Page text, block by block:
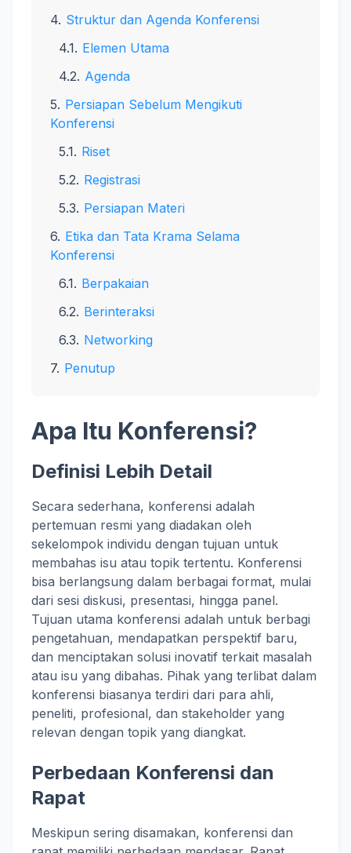
Struktur dan Agenda Konferensi
Elemen Utama
Agenda
Persiapan Sebelum Mengikuti
Konferensi
Riset
Registrasi
Persiapan Materi
Etika dan Tata Krama Selama
Konferensi
Berpakaian
Berinteraksi
Networking
Penutup
Apa Itu Konferensi?
Definisi Lebih Detail
Secara sederhana, konferensi adalah
pertemuan resmi yang diadakan oleh
sekelompok individu dengan tujuan untuk
membahas isu atau topik tertentu. Konferensi
bisa berlangsung dalam berbagai format, mulai
dari sesi diskusi, presentasi, hingga panel.
Tujuan utama konferensi adalah untuk berbagi
pengetahuan, mendapatkan perspektif baru,
dan menciptakan solusi inovatif terkait masalah
atau isu yang dibahas. Pihak yang terlibat dalam
konferensi biasanya terdiri dari para ahli,
peneliti, profesional, dan stakeholder yang
relevan dengan topik yang diangkat.
Perbedaan Konferensi dan
Rapat
Meskipun sering disamakan, konferensi dan